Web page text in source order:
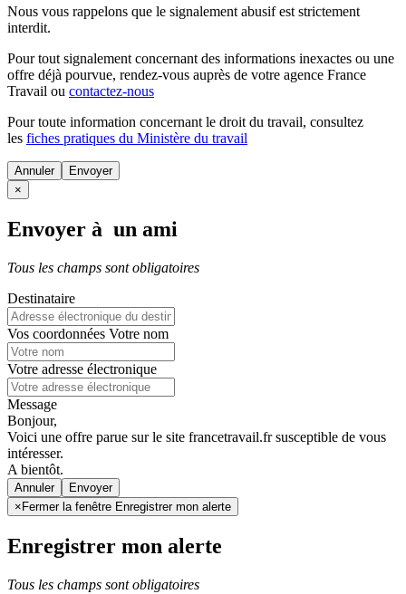
Nous vous rappelons que le signalement abusif est strictement
interdit.
Pour tout signalement concernant des informations inexactes ou une
offre déjà pourvue, rendez-vous auprès de votre agence France
Travail ou contactez-nous
Pour toute information concernant le droit du travail, consultez
les fiches pratiques du Ministère du travail
Annuler
×
Envoyer à un ami
Tous les champs sont obligatoires
Destinataire
Vos coordonnées Votre nom
Votre adresse électronique
Message
Bonjour,
Voici une offre parue sur le site francetravail.fr susceptible de vous
intéresser.
A bientôt.
Annuler
× Fermer la fenêtre Enregistrer mon alerte
Enregistrer mon alerte
Tous les champs sont obligatoires